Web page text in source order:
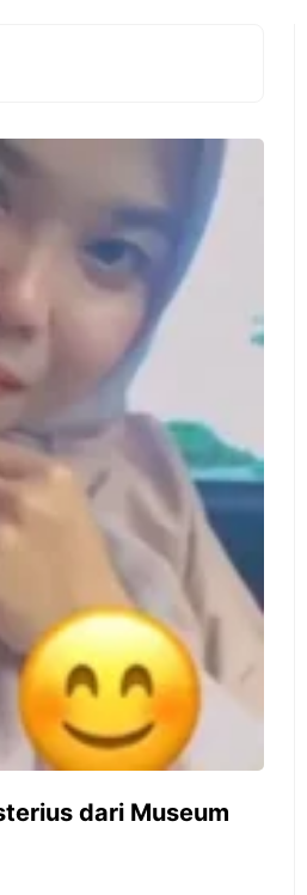
dari Museum
Pernah gak sih kamu mulai
ngerjain sesuatu cuma buat iseng-
iseng, eh ternyata malah jadi
peluang bisnis yang
menguntungkan? Nah, itulah ...
Dari Iseng Jadi Cuan: Kisah
TUM_ATUL yang Ubah
Hampers Jadi Bisnis Kece